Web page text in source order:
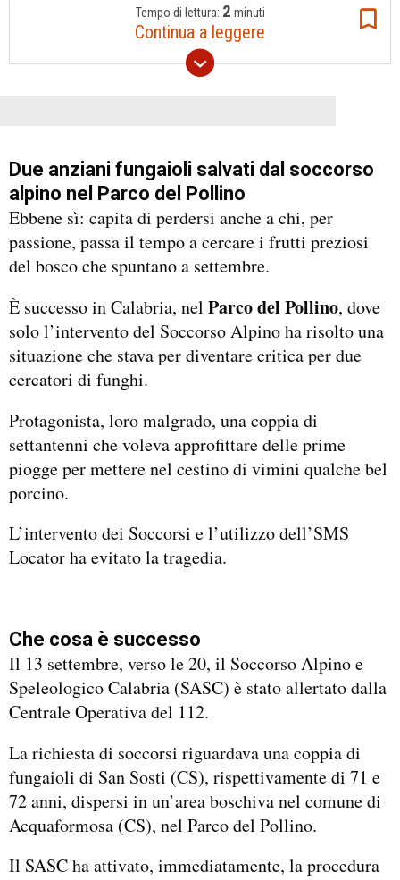
Tempo di lettura: 2 minuti
Continua a leggere
Due anziani fungaioli salvati dal soccorso
alpino nel Parco del Pollino
Ebbene sì: capita di perdersi anche a chi, per
passione, passa il tempo a cercare i frutti preziosi
del bosco che spuntano a settembre.
È successo in Calabria, nel Parco del Pollino, dove
solo l’intervento del Soccorso Alpino ha risolto una
situazione che stava per diventare critica per due
cercatori di funghi.
Protagonista, loro malgrado, una coppia di
settantenni che voleva approfittare delle prime
piogge per mettere nel cestino di vimini qualche bel
porcino.
L’intervento dei Soccorsi e l’utilizzo dell’SMS
Locator ha evitato la tragedia.
Che cosa è successo
Il 13 settembre, verso le 20, il Soccorso Alpino e
Speleologico Calabria (SASC) è stato allertato dalla
Centrale Operativa del 112.
La richiesta di soccorsi riguardava una coppia di
fungaioli di San Sosti (CS), rispettivamente di 71 e
72 anni, dispersi in un’area boschiva nel comune di
Acquaformosa (CS), nel Parco del Pollino.
Il SASC ha attivato, immediatamente, la procedura